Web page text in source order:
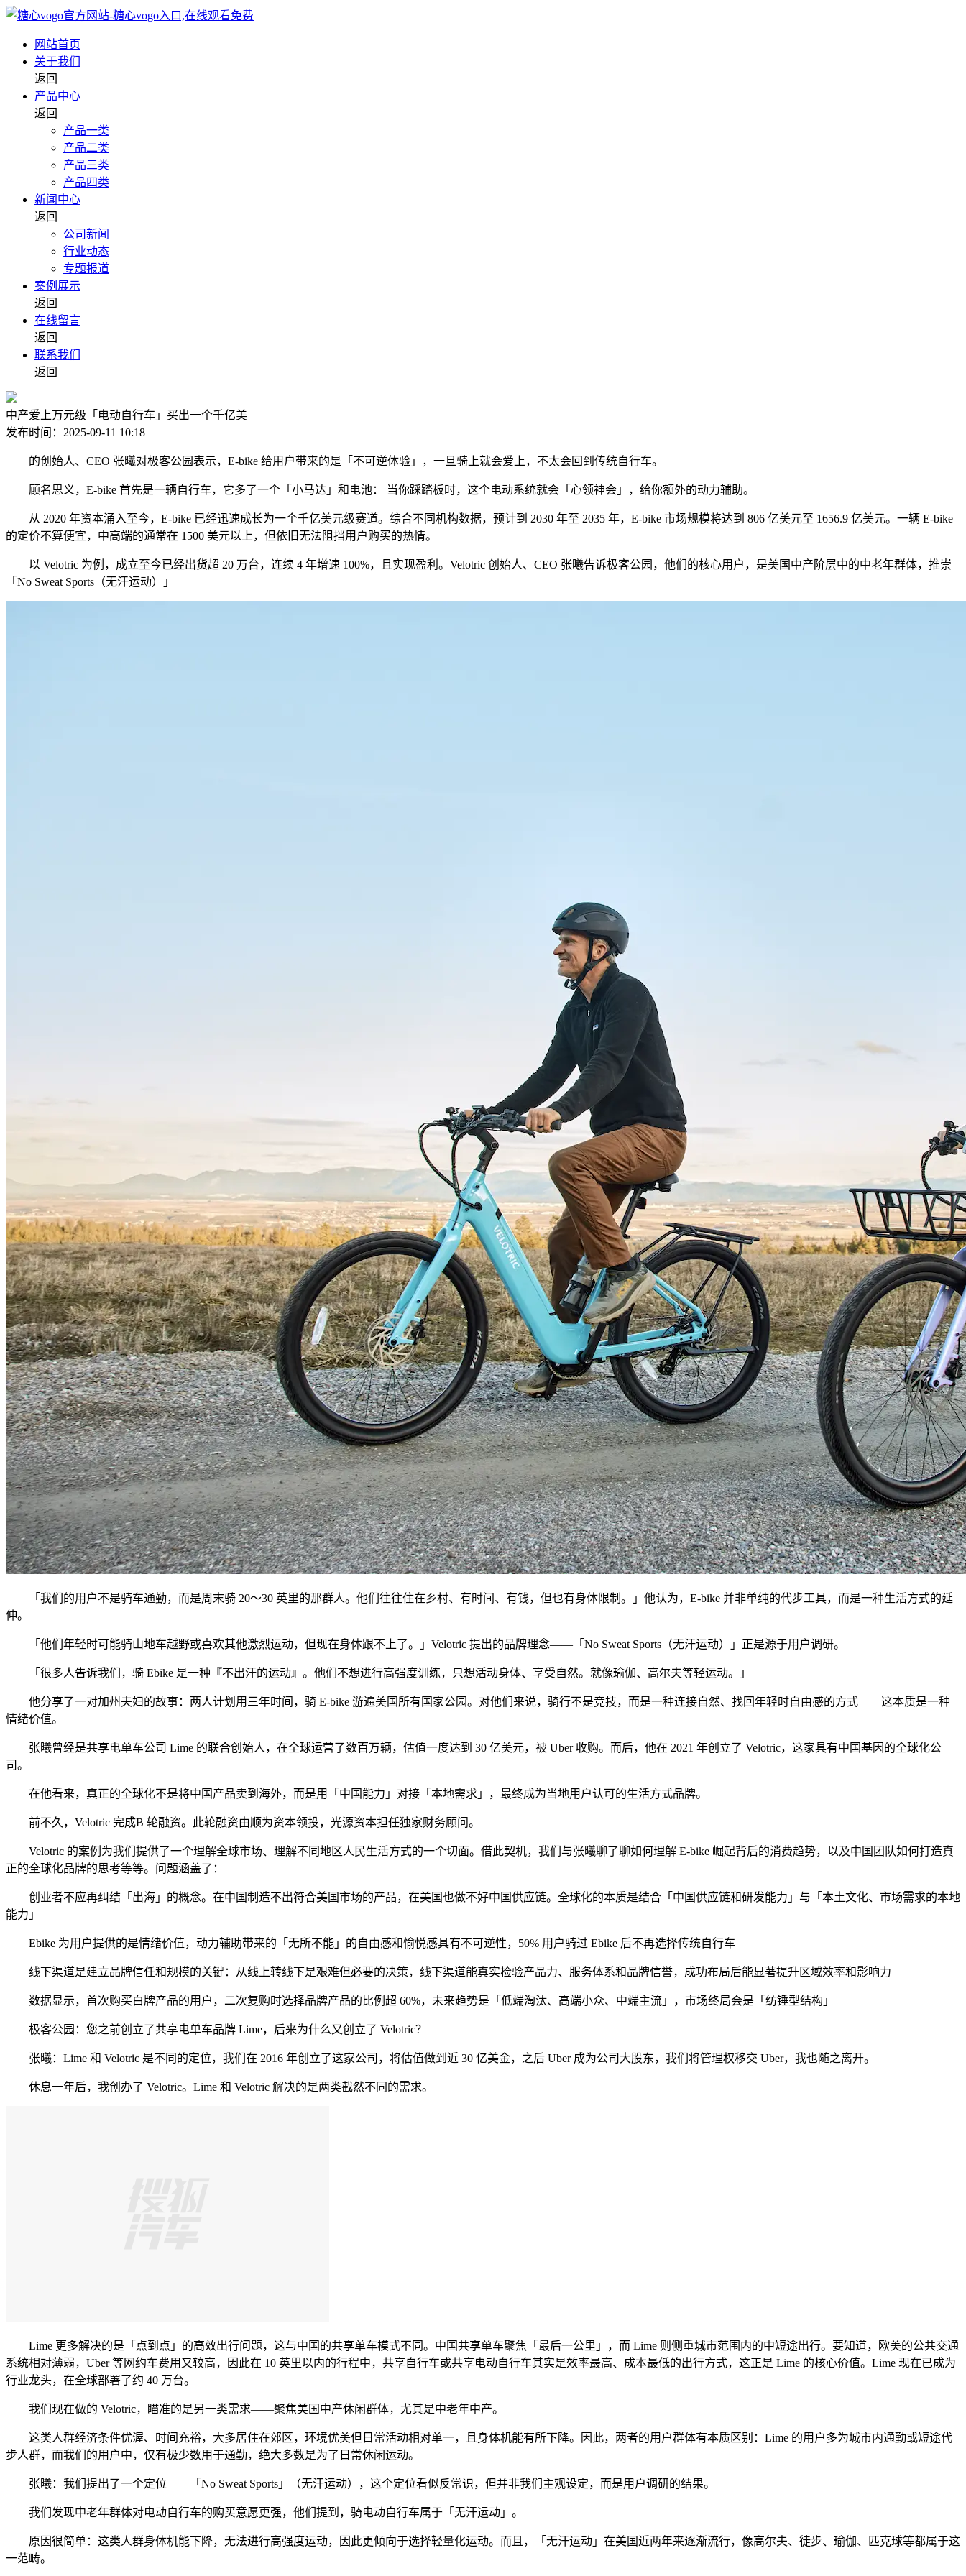
网站首页
关于我们
返回
产品中心
返回
产品一类
产品二类
产品三类
产品四类
新闻中心
返回
公司新闻
行业动态
专题报道
案例展示
返回
在线留言
返回
联系我们
返回
中产爱上万元级「电动自行车」买出一个千亿美
发布时间：2025-09-11 10:18
的创始人、CEO 张曦对极客公园表示，E-bike 给用户带来的是「不可逆体验」，一旦骑上就会爱上，不太会回到传统自行车。
顾名思义，E-bike 首先是一辆自行车，它多了一个「小马达」和电池： 当你踩踏板时，这个电动系统就会「心领神会」，给你额外的动力辅助。
从 2020 年资本涌入至今，E-bike 已经迅速成长为一个千亿美元级赛道。综合不同机构数据，预计到 2030 年至 2035 年，E-bike 市场规模将达到 806 亿美元至 1656.9 亿美元。一辆 E-bike
的定价不算便宜，中高端的通常在 1500 美元以上，但依旧无法阻挡用户购买的热情。
以 Velotric 为例，成立至今已经出货超 20 万台，连续 4 年增速 100%，且实现盈利。Velotric 创始人、CEO 张曦告诉极客公园，他们的核心用户，是美国中产阶层中的中老年群体，推崇
「No Sweat Sports（无汗运动）」
「我们的用户不是骑车通勤，而是周末骑 20～30 英里的那群人。他们往往住在乡村、有时间、有钱，但也有身体限制。」他认为，E-bike 并非单纯的代步工具，而是一种生活方式的延
伸。
「他们年轻时可能骑山地车越野或喜欢其他激烈运动，但现在身体跟不上了。」Velotric 提出的品牌理念——「No Sweat Sports（无汗运动）」正是源于用户调研。
「很多人告诉我们，骑 Ebike 是一种『不出汗的运动』。他们不想进行高强度训练，只想活动身体、享受自然。就像瑜伽、高尔夫等轻运动。」
他分享了一对加州夫妇的故事：两人计划用三年时间，骑 E-bike 游遍美国所有国家公园。对他们来说，骑行不是竞技，而是一种连接自然、找回年轻时自由感的方式——这本质是一种
情绪价值。
张曦曾经是共享电单车公司 Lime 的联合创始人，在全球运营了数百万辆，估值一度达到 30 亿美元，被 Uber 收购。而后，他在 2021 年创立了 Velotric，这家具有中国基因的全球化公
司。
在他看来，真正的全球化不是将中国产品卖到海外，而是用「中国能力」对接「本地需求」，最终成为当地用户认可的生活方式品牌。
前不久，Velotric 完成B 轮融资。此轮融资由顺为资本领投，光源资本担任独家财务顾问。
Velotric 的案例为我们提供了一个理解全球市场、理解不同地区人民生活方式的一个切面。借此契机，我们与张曦聊了聊如何理解 E-bike 崛起背后的消费趋势，以及中国团队如何打造真
正的全球化品牌的思考等等。问题涵盖了：
创业者不应再纠结「出海」的概念。在中国制造不出符合美国市场的产品，在美国也做不好中国供应链。全球化的本质是结合「中国供应链和研发能力」与「本土文化、市场需求的本地
能力」
Ebike 为用户提供的是情绪价值，动力辅助带来的「无所不能」的自由感和愉悦感具有不可逆性，50% 用户骑过 Ebike 后不再选择传统自行车
线下渠道是建立品牌信任和规模的关键：从线上转线下是艰难但必要的决策，线下渠道能真实检验产品力、服务体系和品牌信誉，成功布局后能显著提升区域效率和影响力
数据显示，首次购买白牌产品的用户，二次复购时选择品牌产品的比例超 60%，未来趋势是「低端淘汰、高端小众、中端主流」，市场终局会是「纺锤型结构」
极客公园：您之前创立了共享电单车品牌 Lime，后来为什么又创立了 Velotric？
张曦：Lime 和 Velotric 是不同的定位，我们在 2016 年创立了这家公司，将估值做到近 30 亿美金，之后 Uber 成为公司大股东，我们将管理权移交 Uber，我也随之离开。
休息一年后，我创办了 Velotric。Lime 和 Velotric 解决的是两类截然不同的需求。
Lime 更多解决的是「点到点」的高效出行问题，这与中国的共享单车模式不同。中国共享单车聚焦「最后一公里」，而 Lime 则侧重城市范围内的中短途出行。要知道，欧美的公共交通
系统相对薄弱，Uber 等网约车费用又较高，因此在 10 英里以内的行程中，共享自行车或共享电动自行车其实是效率最高、成本最低的出行方式，这正是 Lime 的核心价值。Lime 现在已成为
行业龙头，在全球部署了约 40 万台。
我们现在做的 Velotric，瞄准的是另一类需求——聚焦美国中产休闲群体，尤其是中老年中产。
这类人群经济条件优渥、时间充裕，大多居住在郊区，环境优美但日常活动相对单一，且身体机能有所下降。因此，两者的用户群体有本质区别：Lime 的用户多为城市内通勤或短途代
步人群，而我们的用户中，仅有极少数用于通勤，绝大多数是为了日常休闲运动。
张曦：我们提出了一个定位——「No Sweat Sports」（无汗运动），这个定位看似反常识，但并非我们主观设定，而是用户调研的结果。
我们发现中老年群体对电动自行车的购买意愿更强，他们提到，骑电动自行车属于「无汗运动」。
原因很简单：这类人群身体机能下降，无法进行高强度运动，因此更倾向于选择轻量化运动。而且，「无汗运动」在美国近两年来逐渐流行，像高尔夫、徒步、瑜伽、匹克球等都属于这
一范畴。